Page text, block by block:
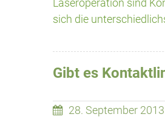
Laseroperation sind
sich die
Gibt es
28. September 2013